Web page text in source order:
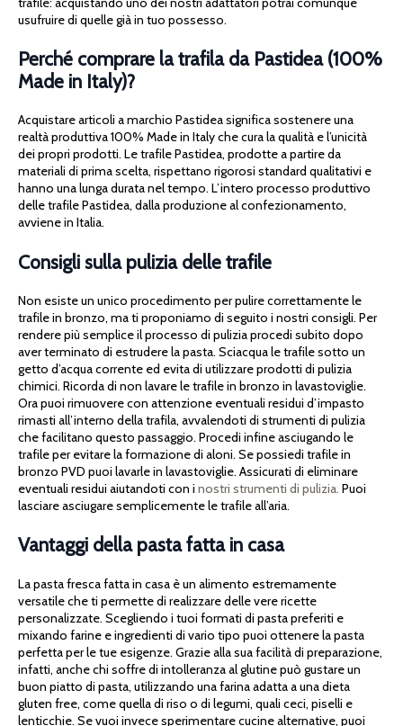
usufruire di quelle già in tuo possesso.
Perché comprare la trafila da Pastidea (100%
Made in Italy)?
Acquistare articoli a marchio Pastidea significa sostenere una
realtà produttiva 100% Made in Italy che cura la qualità e l’unicità
dei propri prodotti. Le trafile Pastidea, prodotte a partire da
materiali di prima scelta, rispettano rigorosi standard qualitativi e
hanno una lunga durata nel tempo. L’intero processo produttivo
delle trafile Pastidea, dalla produzione al confezionamento,
avviene in Italia.
Consigli sulla pulizia delle trafile
Non esiste un unico procedimento per pulire correttamente le
trafile in bronzo, ma ti proponiamo di seguito i nostri consigli. Per
rendere più semplice il processo di pulizia procedi subito dopo
aver terminato di estrudere la pasta. Sciacqua le trafile sotto un
getto d’acqua corrente ed evita di utilizzare prodotti di pulizia
chimici. Ricorda di non lavare le trafile in bronzo in lavastoviglie.
Ora puoi rimuovere con attenzione eventuali residui d’impasto
rimasti all’interno della trafila, avvalendoti di strumenti di pulizia
che facilitano questo passaggio. Procedi infine asciugando le
trafile per evitare la formazione di aloni. Se possiedi trafile in
bronzo PVD puoi lavarle in lavastoviglie. Assicurati di eliminare
eventuali residui aiutandoti con i nostri strumenti di pulizia. Puoi
lasciare asciugare semplicemente le trafile all’aria.
Vantaggi della pasta fatta in casa
La pasta fresca fatta in casa è un alimento estremamente
versatile che ti permette di realizzare delle vere ricette
personalizzate. Scegliendo i tuoi formati di pasta preferiti e
mixando farine e ingredienti di vario tipo puoi ottenere la pasta
perfetta per le tue esigenze. Grazie alla sua facilità di preparazione,
infatti, anche chi soffre di intolleranza al glutine può gustare un
buon piatto di pasta, utilizzando una farina adatta a una dieta
gluten free, come quella di riso o di legumi, quali ceci, piselli e
lenticchie. Se vuoi invece sperimentare cucine alternative, puoi